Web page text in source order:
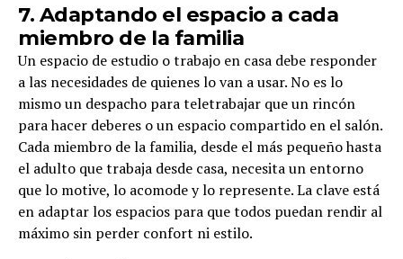
7. Adaptando el espacio a cada
miembro de la familia
Un espacio de estudio o trabajo en casa debe responder
a las necesidades de quienes lo van a usar. No es lo
mismo un despacho para teletrabajar que un rincón
para hacer deberes o un espacio compartido en el salón.
Cada miembro de la familia, desde el más pequeño hasta
el adulto que trabaja desde casa, necesita un entorno
que lo motive, lo acomode y lo represente. La clave está
en adaptar los espacios para que todos puedan rendir al
máximo sin perder confort ni estilo.